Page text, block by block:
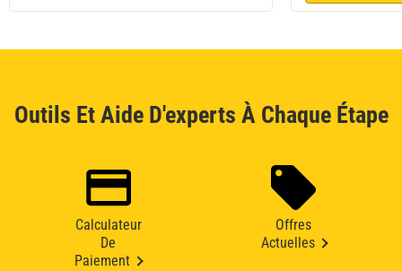
Outils Et Aide D'experts À Chaque Étape
Calculateur
De
Paiement
Offres
Actuelles